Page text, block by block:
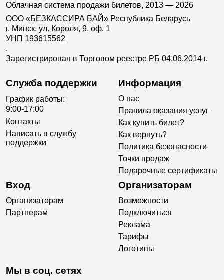
Облачная система продажи билетов, 2013 — 2026
ООО «БЕЗКАССИРА БАЙ» Республика Беларусь
г. Минск, ул. Короля, 9, оф. 1
УНП 193615562
.
Зарегистрирован в Торговом реестре РБ 04.06.2014 г.
Служба поддержки
График работы:
9:00-17:00
Контакты
Написать в службу
поддержки
Информация
О нас
Правила оказания услуг
Как купить билет?
Как вернуть?
Политика безопасности
Точки продаж
Подарочные сертификаты
Вход
Организаторам
Партнерам
Организаторам
Возможности
Подключиться
Реклама
Тарифы
Логотипы
Мы в соц. сетях